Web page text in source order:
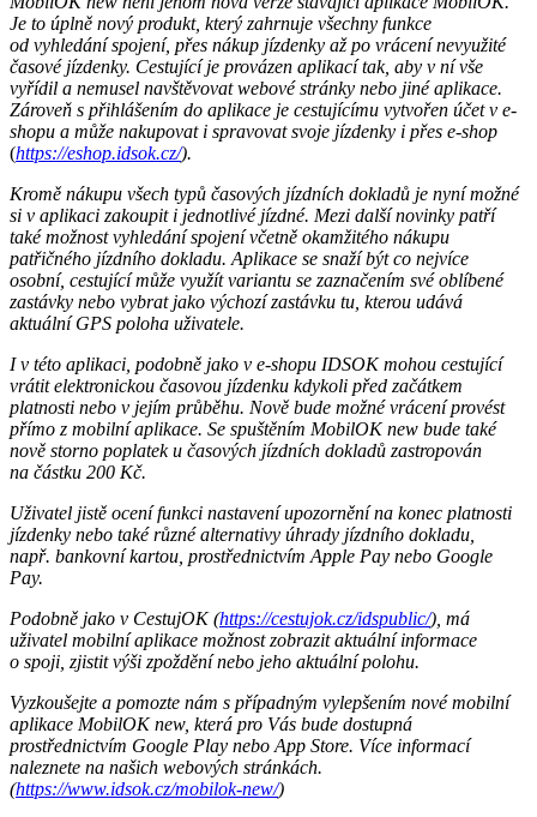
Je to úplně nový produkt, který zahrnuje všechny funkce
od vyhledání spojení, přes nákup jízdenky až po vrácení nevyužité
časové jízdenky. Cestující je provázen aplikací tak, aby v ní vše
vyřídil a nemusel navštěvovat webové stránky nebo jiné aplikace.
Zároveň s přihlášením do aplikace je cestujícímu vytvořen účet v e-
shopu a může nakupovat i spravovat svoje jízdenky i přes e-shop
(https://eshop.idsok.cz/).
Kromě nákupu všech typů časových jízdních dokladů je nyní možné
si v aplikaci zakoupit i jednotlivé jízdné. Mezi další novinky patří
také možnost vyhledání spojení včetně okamžitého nákupu
patřičného jízdního dokladu. Aplikace se snaží být co nejvíce
osobní, cestující může využít variantu se zaznačením své oblíbené
zastávky nebo vybrat jako výchozí zastávku tu, kterou udává
aktuální GPS poloha uživatele.
I v této aplikaci, podobně jako v e-shopu IDSOK mohou cestující
vrátit elektronickou časovou jízdenku kdykoli před začátkem
platnosti nebo v jejím průběhu. Nově bude možné vrácení provést
přímo z mobilníaplikace. Se spuštěním MobilOK new bude také
nově storno poplatek u časových jízdních dokladů zastropován
na částku 200 Kč.
Uživatel jistě ocení funkci nastavení upozornění na konec platnosti
jízdenky nebo také různé alternativy úhrady jízdního dokladu,
např. bankovní kartou, prostřednictvím Apple Pay nebo Google
Pay.
Podobně jako v CestujOK (https://cestujok.cz/idspublic/), má
uživatel mobilní aplikace možnost zobrazit aktuální informace
o spoji, zjistit výši zpoždění nebo jeho aktuální polohu.
Vyzkoušejte a pomozte nám s případným vylepšením nové mobilní
aplikace MobilOK new, která pro Vás bude dostupná
prostřednictvím Google Play nebo App Store. Více informací
naleznete na našich webových stránkách.
(https://www.idsok.cz/mobilok-new/)